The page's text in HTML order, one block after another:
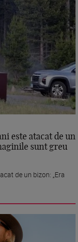
este atacat de un
sunt greu
de un bizon: „Era